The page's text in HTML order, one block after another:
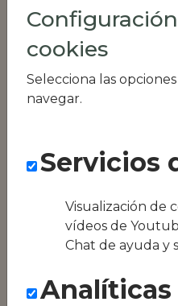
Factura única
Acceso individual
empleados
Opción de catering
Compatible con
Conseguimos la
oferta local de tu
zona, como podría
RESTAURANT o BAR
cookies
Selecciona las
navegar.
Servicios
Visualización de
vídeos de
Chat de ayuda y
Analíticas